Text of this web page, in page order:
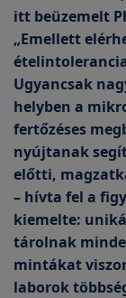
itt beüzemelt
„Emellett
Ugyancsak
helyben a
fertőzéses
nyújtanak
előtti,
– hívta fel a
kiemelte:
tárolnak
mintákat
laborok